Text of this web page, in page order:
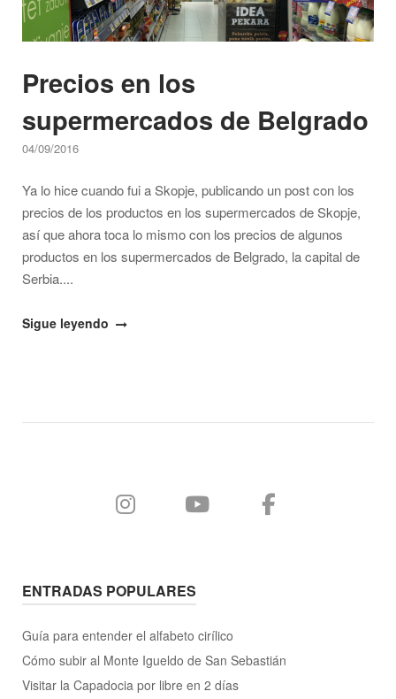
Precios en los
supermercados de Belgrado
04/09/2016
Ya lo hice cuando fui a Skopje, publicando un post con los
precios de los productos en los supermercados de Skopje,
así que ahora toca lo mismo con los precios de algunos
productos en los supermercados de Belgrado, la capital de
Serbia....
"Precios
Sigue leyendo
ENTRADAS POPULARES
Guía para entender el alfabeto cirílico
Cómo subir al Monte Igueldo de San Sebastián
Visitar la Capadocia por libre en 2 días